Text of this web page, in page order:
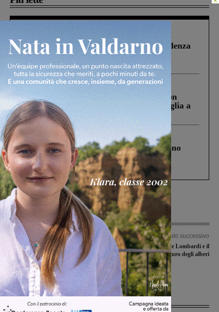
Figline Incisa Valdarno
Piscina di Figline finanziata oltre la scadenza
Pnrr, il gruppo di Fratelli d’Italia: “Un
ringraziamento al Governo”
Cronaca 3 Agosto 2026
Scomparso da una struttura di Castiglion
Fiorentino l’uomo che aveva ucciso la figlia a
Levane nel 2020
Cronaca 4 Agosto 2026
Un anno fa la strage in A1 in cui morirono
Gianni, Giulia e Franco. Lo schianto, il
processo, lo stop ai sorpassi fra tir....
Articolo precedente
San Giovanni, avvio dei lavori del
Centro Psicopedagogico per famiglie e
ragazzi: sostegno e prevenzione nel
territorio valdarnese
Articolo successivo
IdeaComune: Simone Lombardi e il
futuro degli alberi
Ultime Notizie